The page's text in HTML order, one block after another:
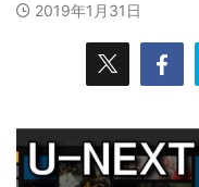
2019年1月31日